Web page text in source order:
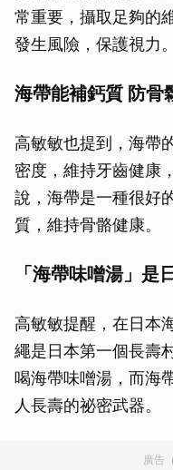
常重要，攝取足夠的
發生風險，保護視力。
海帶能補鈣質 防骨
高敏敏也提到，海帶
密度，維持牙齒健康
說，海帶是一種很好
質，維持骨骼健康。
「海帶味噌湯」是
高敏敏提醒，在日本
繩是日本第一個長壽
喝海帶味噌湯，而海
人長壽的祕密武器。
廣告